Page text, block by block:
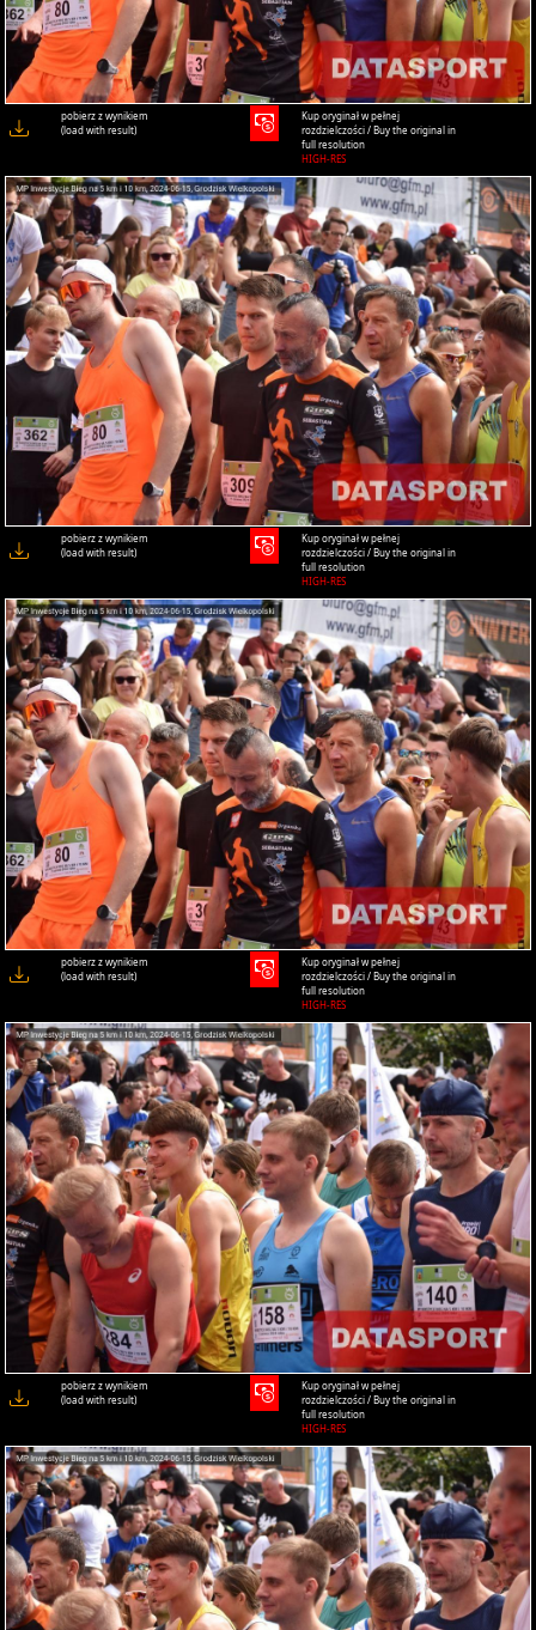
pobierz z wynikiem
(load with result)
Kup oryginał w pełnej
rozdzielczości / Buy the original in
full resolution
HIGH-RES
pobierz z wynikiem
(load with result)
Kup oryginał w pełnej
rozdzielczości / Buy the original in
full resolution
HIGH-RES
pobierz z wynikiem
(load with result)
Kup oryginał w pełnej
rozdzielczości / Buy the original in
full resolution
HIGH-RES
pobierz z wynikiem
(load with result)
Kup oryginał w pełnej
rozdzielczości / Buy the original in
full resolution
HIGH-RES